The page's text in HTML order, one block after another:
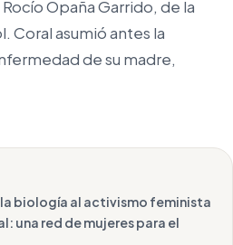
Opaña Garrido, de la
Coral asumió antes la
de su madre,
biología al activismo feminista
una red de mujeres para el